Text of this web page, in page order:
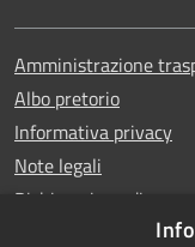
Amministrazione
Albo pretorio
Informativa privacy
Note legali
Dichiarazione di